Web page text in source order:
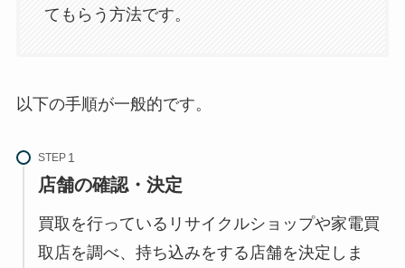
てもらう方法です。
以下の手順が一般的です。
STEP
店舗の確認・決定
買取を行っているリサイクルショップや家電買
取店を調べ、持ち込みをする店舗を決定しま